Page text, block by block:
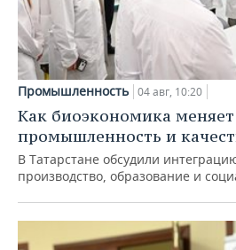
Промышленность 04 авг, 10:20
Как биоэкономика меняет
промышленность и
В Татарстане обсудили
производство, образование и